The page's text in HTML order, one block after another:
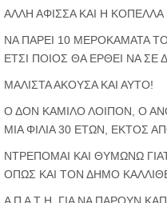
ΑΛΛΗ ΑΦΙΣΣΑ ΚΑΙ Η
ΝΑ ΠΑΡΕΙ 10 ΜΕΡΟΚΑΜΑΤΑ
ΕΤΣΙ ΠΟΙΟΣ ΘΑ ΕΡΘΕΙ ΝΑ ΣΕ
ΜΑΛΙΣΤΑ ΑΚΟΥΣΑ ΚΑΙ ΑΥΤΟ!
Ο ΔΟΝ ΚΑΜΙΛΟ ΛΟΙΠΟΝ, Ο
ΜΙΑ ΦΙΛΙΑ 30 ΕΤΩΝ, ΕΚΤΟΣ
ΝΤΡΕΠΟΜΑΙ ΚΑΙ ΘΥΜΩΝΩ
ΟΠΩΣ ΚΑΙ ΤΟΝ ΔΗΜΟ